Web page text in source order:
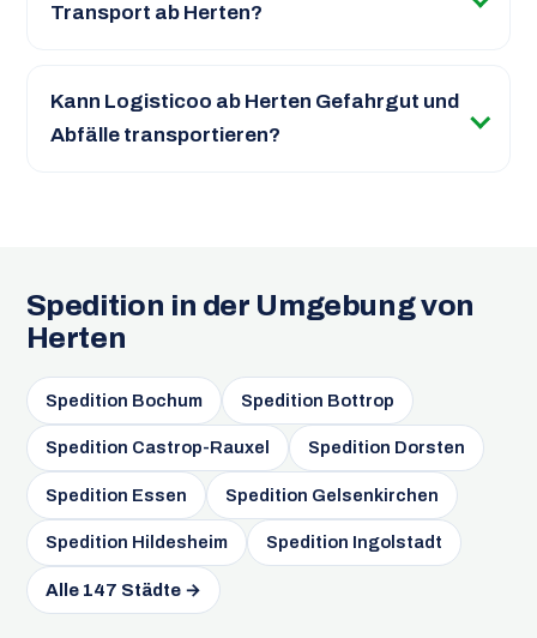
Transport ab Herten?
Kann Logisticoo ab Herten Gefahrgut und
Abfälle transportieren?
Spedition in der Umgebung von
Herten
Spedition Bochum Spedition Bottrop
Spedition Castrop-Rauxel Spedition Dorsten
Spedition Essen Spedition Gelsenkirchen
Spedition Hildesheim Spedition Ingolstadt
Alle 147 Städte →